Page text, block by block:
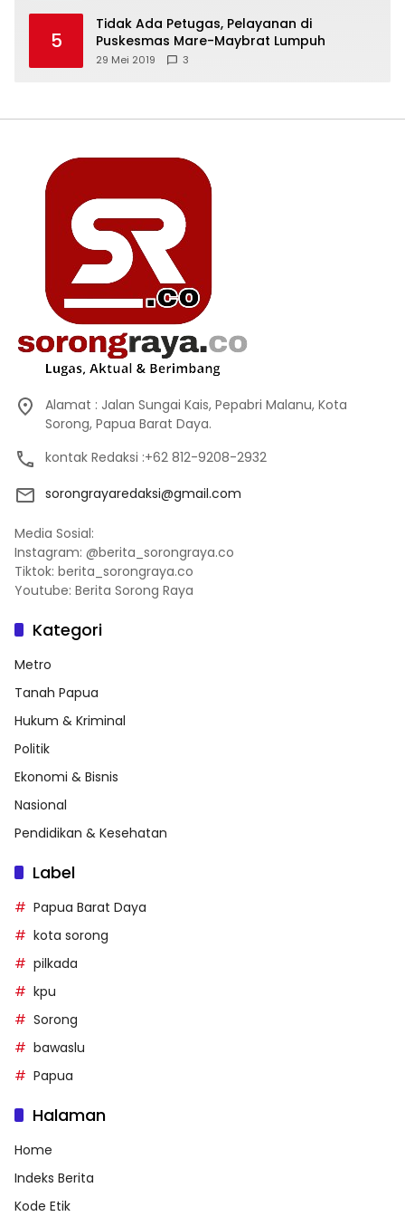
5
Tidak Ada Petugas, Pelayanan di
Puskesmas Mare-Maybrat Lumpuh
29 Mei 2019 3
Alamat : Jalan Sungai Kais, Pepabri Malanu, Kota
Sorong, Papua Barat Daya.
kontak Redaksi :+62 812-9208-2932
sorongrayaredaksi@gmail.com
Media Sosial:
Instagram: @berita_sorongraya.co
Tiktok: berita_sorongraya.co
Youtube: Berita Sorong Raya
Kategori
Metro
Tanah Papua
Hukum & Kriminal
Politik
Ekonomi & Bisnis
Nasional
Pendidikan & Kesehatan
Label
Papua Barat Daya
kota sorong
pilkada
kpu
Sorong
bawaslu
Papua
Halaman
Home
Indeks Berita
Kode Etik